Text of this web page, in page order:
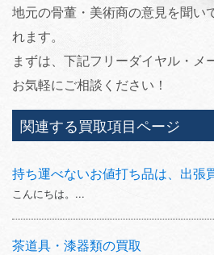
地元の骨董・美術商の意見を聞い
れます。
まずは、下記フリーダイヤル・メ
お気軽にご相談ください！
関連する買取項目ページ
持ち運べないお値打ち品は、出張
こんにちは。...
茶道具・漆器類の買取